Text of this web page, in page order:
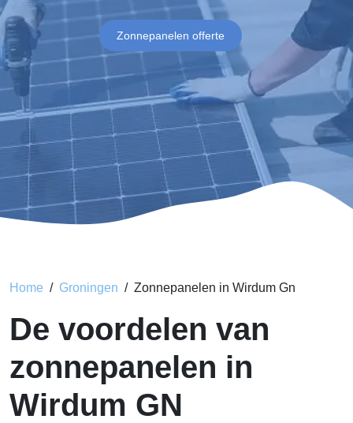
Zonnepanelen offerte
Home Groningen Zonnepanelen in Wirdum Gn
De voordelen van
zonnepanelen in
Wirdum GN